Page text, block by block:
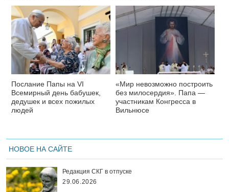
Послание Папы на VI
Всемирный день бабушек,
дедушек и всех пожилых
людей
«Мир невозможно построить
без милосердия». Папа —
участникам Конгресса в
Вильнюсе
НОВОЕ НА САЙТЕ
Редакция СКГ в отпуске
29.06.2026